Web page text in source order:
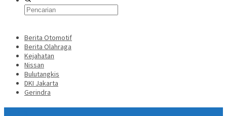
Berita Otomotif
Berita Olahraga
Kejahatan
Nissan
Bulutangkis
DKI Jakarta
Gerindra